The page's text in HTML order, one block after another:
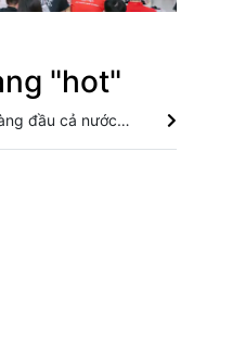
"hot"
Nhiều trường kỹ thuật hàng đầu cả nước ghi nhận điểm chuẩn kỷ lục ở nhóm ngành công nghệ cao trong mùa tuyển sinh năm nay, cho thấy sự dịch chuyển rõ rệt trong lựa chọn ngành học của thí sinh.